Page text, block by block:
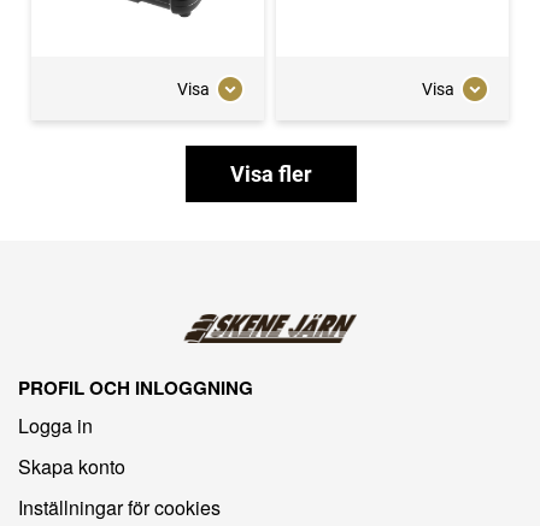
Visa Visa
Visa fler
PROFIL OCH INLOGGNING
Logga in
Skapa konto
Inställningar för cookies